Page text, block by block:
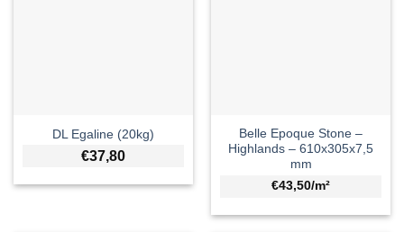
DL Egaline (20kg)
€37,80
Belle Epoque Stone –
Highlands – 610x305x7,5
mm
€43,50/m²